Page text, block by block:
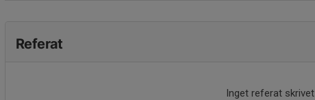
Referat
Inget referat skrivet